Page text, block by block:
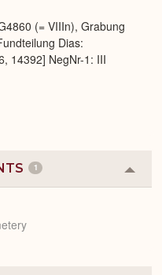
(= VIIIn), Grabung
Dias:
14392] NegNr-1: III
1
or